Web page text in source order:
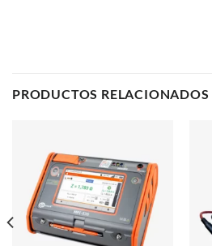
PRODUCTOS RELACIONADOS